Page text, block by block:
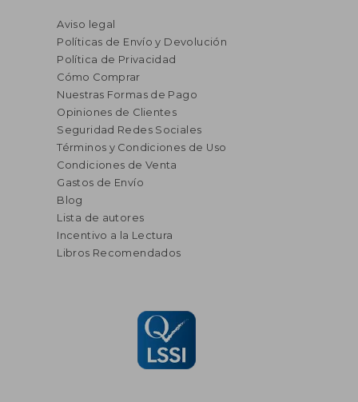
Aviso legal
Políticas de Envío y Devolución
Política de Privacidad
Cómo Comprar
Nuestras Formas de Pago
Opiniones de Clientes
Seguridad Redes Sociales
Términos y Condiciones de Uso
Condiciones de Venta
Gastos de Envío
Blog
Lista de autores
Incentivo a la Lectura
Libros Recomendados